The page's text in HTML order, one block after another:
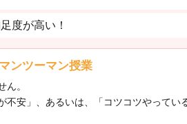
度が高い！
ンツーマン授業
。
不安」、あるいは、「コツコツやって